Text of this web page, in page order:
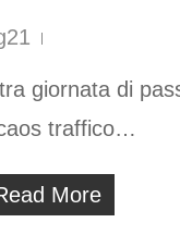
giornata di
traffico…
More